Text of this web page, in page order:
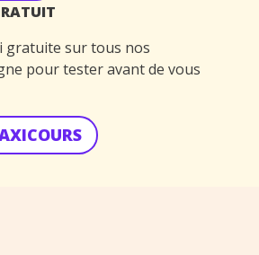
gratuite sur tous nos
pour tester avant de vous